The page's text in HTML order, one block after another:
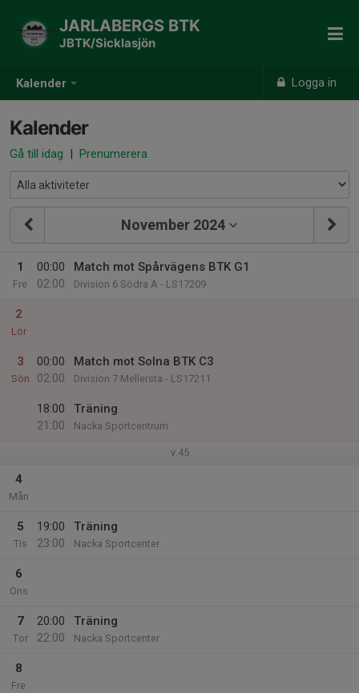
Kalender Logga in
JARLABERGS BTK
JBTK/Sicklasjön
Kalender
Gå till idag | Prenumerera
November 2024
1
Fre
00:00
02:00
Match mot Spårvägens BTK G1
Division 6 Södra A - LS17209
2
Lör
3
Sön
00:00
02:00
Match mot Solna BTK C3
Division 7 Mellersta - LS17211
18:00
21:00
Träning
Nacka Sportcentrum
v.45
4
Mån
5
Tis
19:00
23:00
Träning
Nacka Sportcenter
6
Ons
7
Tor
20:00
22:00
Träning
Nacka Sportcenter
8
Fre